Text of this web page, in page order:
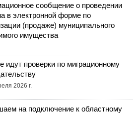
сообщение о проведении
в электронной форме по
(продаже) муниципального
имущества
идут проверки по миграционному
2026 г.
на подключение к областному